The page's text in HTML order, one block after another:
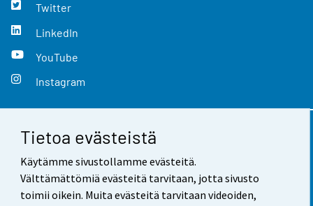
Tietoa evästeistä
Käytämme sivustollamme evästeitä.
Välttämättömiä evästeitä tarvitaan, jotta sivusto
toimii oikein. Muita evästeitä tarvitaan videoiden,
Twitter
LinkedIn
YouTube
Instagram
Yhteystiedot
Palaute
Käyttöehdot